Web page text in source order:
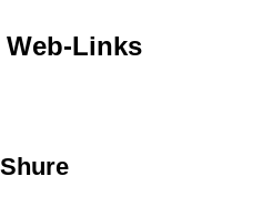
Web-Links
Shure